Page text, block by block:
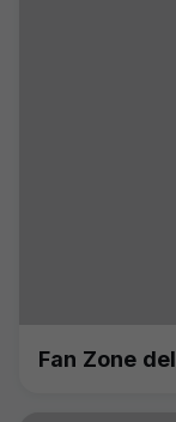
Fan Zone